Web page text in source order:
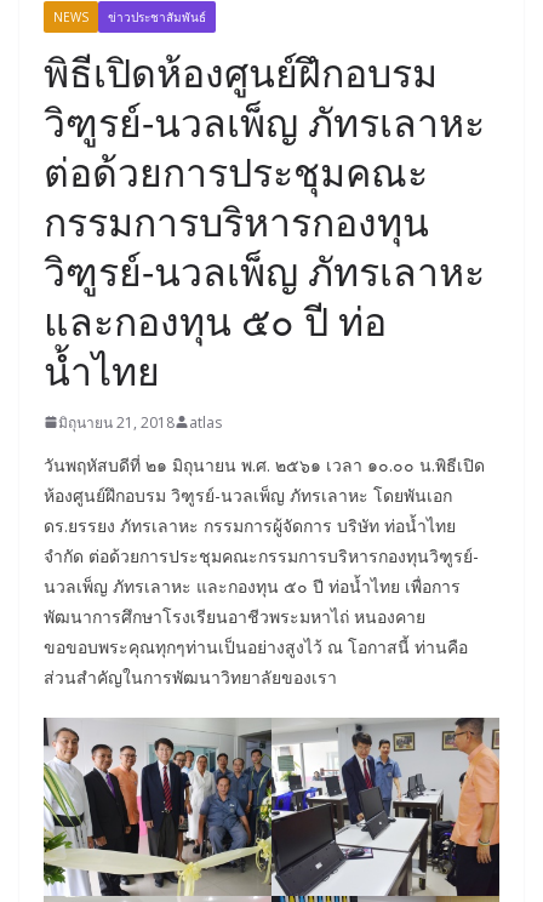
NEWS ข่าวประชาสัมพันธ์
พิธีเปิดห้องศูนย์ฝึกอบรม
วิฑูรย์-นวลเพ็ญ ภัทรเลาหะ
ต่อด้วยการประชุมคณะ
กรรมการบริหารกองทุน
วิฑูรย์-นวลเพ็ญ ภัทรเลาหะ
และกองทุน ๕๐ ปี ท่อ
น้ำไทย
มิถุนายน 21, 2018 atlas
วันพฤหัสบดีที่ ๒๑ มิถุนายน พ.ศ. ๒๕๖๑ เวลา ๑๐.๐๐ น.พิธีเปิด
ห้องศูนย์ฝึกอบรม วิฑูรย์-นวลเพ็ญ ภัทรเลาหะ โดยพันเอก
ดร.ยรรยง ภัทรเลาหะ กรรมการผู้จัดการ บริษัท ท่อน้ำไทย
จำกัด ต่อด้วยการประชุมคณะกรรมการบริหารกองทุนวิฑูรย์-
นวลเพ็ญ ภัทรเลาหะ และกองทุน ๕๐ ปี ท่อน้ำไทย เพื่อการ
พัฒนาการศึกษาโรงเรียนอาชีวพระมหาไถ่ หนองคาย
ขอขอบพระคุณทุกๆท่านเป็นอย่างสูงไว้ ณ โอกาสนี้ ท่านคือ
ส่วนสำคัญในการพัฒนาวิทยาลัยของเรา